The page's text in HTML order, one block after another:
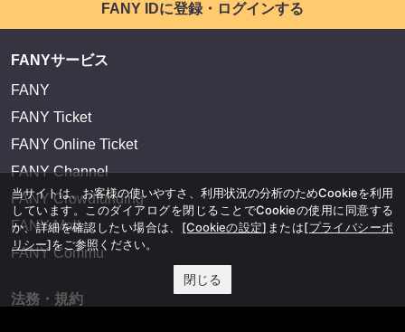
FANY IDに登録・ログインする
FANYサービス
FANY
FANY Ticket
FANY Online Ticket
FANY Channel
FANY Crowdfunding
FANY Mall
FANY Commu
法務・規約
当サイトは、お客様の使いやすさ、利用状況の分析のためCookieを利用
しています。このダイアログを閉じることでCookieの使用に同意する
か、詳細を確認したい場合は、 [Cookieの設定] または[プライバシーポ
リシー]をご参照ください。
閉じる